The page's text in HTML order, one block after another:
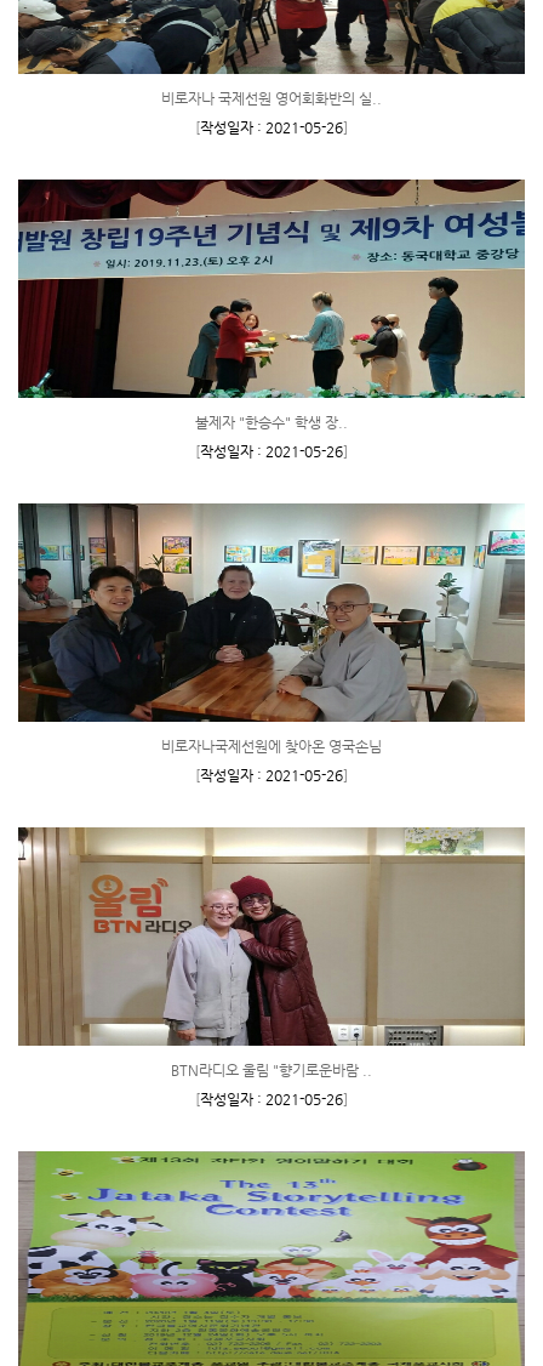
비로자나 국제선원 영어회화반의 실..
[작성일자 : 2021-05-26]
불제자 "한승수" 학생 장..
[작성일자 : 2021-05-26]
비로자나국제선원에 찾아온 영국손님
[작성일자 : 2021-05-26]
BTN라디오 울림 "향기로운바람 ..
[작성일자 : 2021-05-26]